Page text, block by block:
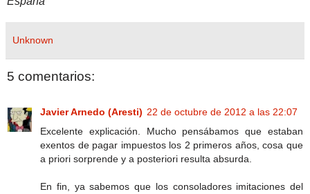
Unknown
5 comentarios:
Javier Arnedo (Aresti) 22 de octubre de 2012 a las 22:07
Excelente explicación. Mucho pensábamos que estaban
exentos de pagar impuestos los 2 primeros años, cosa que
a priori sorprende y a posteriori resulta absurda.
En fin, ya sabemos que los consoladores imitaciones del